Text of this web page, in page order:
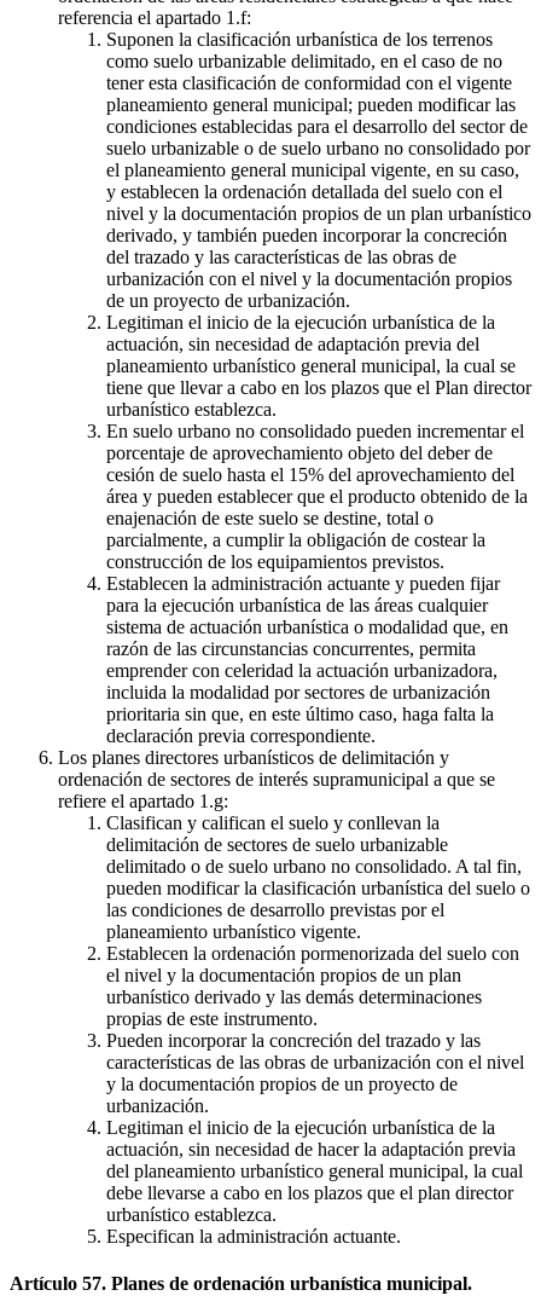
referencia el apartado 1.f:
Suponen la clasificación urbanística de los terrenos
como suelo urbanizable delimitado, en el caso de no
tener esta clasificación de conformidad con el vigente
planeamiento general municipal; pueden modificar las
condiciones establecidas para el desarrollo del sector de
suelo urbanizable o de suelo urbano no consolidado por
el planeamiento general municipal vigente, en su caso,
y establecen la ordenación detallada del suelo con el
nivel y la documentación propios de un plan urbanístico
derivado, y también pueden incorporar la concreción
del trazado y las características de las obras de
urbanización con el nivel y la documentación propios
de un proyecto de urbanización.
Legitiman el inicio de la ejecución urbanística de la
actuación, sin necesidad de adaptación previa del
planeamiento urbanístico general municipal, la cual se
tiene que llevar a cabo en los plazos que el Plan director
urbanístico establezca.
En suelo urbano no consolidado pueden incrementar el
porcentaje de aprovechamiento objeto del deber de
cesión de suelo hasta el 15% del aprovechamiento del
área y pueden establecer que el producto obtenido de la
enajenación de este suelo se destine, total o
parcialmente, a cumplir la obligación de costear la
construcción de los equipamientos previstos.
Establecen la administración actuante y pueden fijar
para la ejecución urbanística de las áreas cualquier
sistema de actuación urbanística o modalidad que, en
razón de las circunstancias concurrentes, permita
emprender con celeridad la actuación urbanizadora,
incluida la modalidad por sectores de urbanización
prioritaria sin que, en este último caso, haga falta la
declaración previa correspondiente.
Los planes directores urbanísticos de delimitación y
ordenación de sectores de interés supramunicipal a que se
refiere el apartado 1.g:
Clasifican y califican el suelo y conllevan la
delimitación de sectores de suelo urbanizable
delimitado o de suelo urbano no consolidado. A tal fin,
pueden modificar la clasificación urbanística del suelo o
las condiciones de desarrollo previstas por el
planeamiento urbanístico vigente.
Establecen la ordenación pormenorizada del suelo con
el nivel y la documentación propios de un plan
urbanístico derivado y las demás determinaciones
propias de este instrumento.
Pueden incorporar la concreción del trazado y las
características de las obras de urbanización con el nivel
y la documentación propios de un proyecto de
urbanización.
Legitiman el inicio de la ejecución urbanística de la
actuación, sin necesidad de hacer la adaptación previa
del planeamiento urbanístico general municipal, la cual
debe llevarse a cabo en los plazos que el plan director
urbanístico establezca.
Especifican la administración actuante.
Artículo 57. Planes de ordenación urbanística municipal.